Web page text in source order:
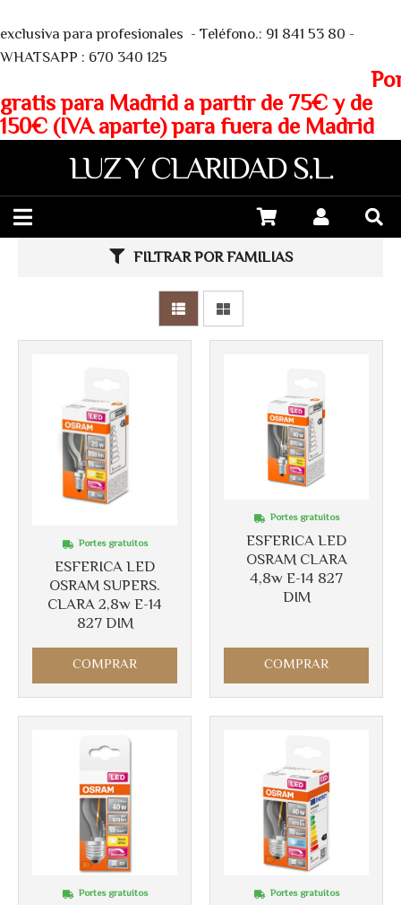
exclusiva para profesionales - Teléfono.: 91 841 53 80 -
WHATSAPP : 670 340 125
gratis para Madrid a partir de 75€ y de
150€ (IVA aparte) para fuera de Madrid
LUZ Y CLARIDAD S.L.
FILTRAR POR FAMILIAS
ESFERICA LED
OSRAM SUPERS.
CLARA 2,8w E-14
827 DIM
Portes gratuitos
COMPRAR
ESFERICA LED
OSRAM CLARA
4,8w E-14 827
DIM
Portes gratuitos
COMPRAR
Portes gratuitos Portes gratuitos
Más info Más info